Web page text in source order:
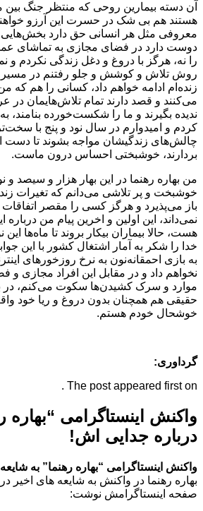
آن دسته بیمارین روحی که منتظر جنگ بین
هستند هم بی شک در حسرت این آرزو خواهند
معروفی مثل هر انسانی حق دارد بخش‌هایی
دوست دارد در فضای مجازی به تماشای
را نه، هرگز با دروغ و دغل زندگی نکردم و
روش تلاش و کوشش و جلو رفتنم در
زنده‌ام ادامه خواهم داد، کسانی را هم که
می‌کنند و قصد دارند تمام تلاش‌هایمان در
ندیده بگیرند و ما را شکست‌خورده بنامند،
کردم و امیدوارم در سال نود و پنج با
چالش‌های زندگیشان مواجه بشوند تا دست
بردارند، خوشبختی احساس درون ماست.
من بهاره رهنما در این بهار هزار و سیصد و
خوشبخت و پر تلاشی می‌دانم که تغیرات
باز می‌پذیرد و هرگز کسی را مقصر
نمی‌داند، این اولین و اخرین پیام من
هست، حالا بیماران بیکار بروند تا ماه‌ها این
خدا را شکر به آمار اشتغال کشور با این
به بازی احمقانه‌نون به نرخ روزخورهای
نخواهم داد و در مقابل این افراد مجازی و
موارد و سرک کشیدن‌ها سکوت می‌کنم، در
حقیقی هم همچنان بدون دروغ و ریا خود
خوشحال خودم هستم.
گرداوری:
The post appeared first on .
واکنش اینستاگرامی “بهاره
درباره جدایی اش!
واکنش اینستاگرامی “بهاره رهنما” به
بهاره رهنما در واکنش به شایعه های اخیر
صفحه اینستاگرامش نوشت: